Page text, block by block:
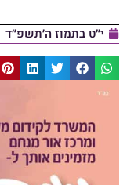
י״ט בתמוז ה׳תשפ״ד